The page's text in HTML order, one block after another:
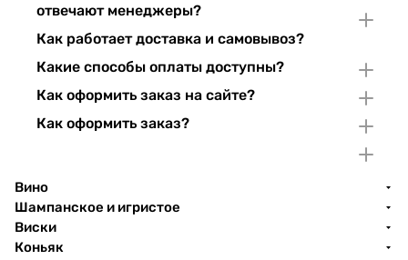
отвечают менеджеры?
Как работает доставка и самовывоз?
Какие способы оплаты доступны?
Как оформить заказ на сайте?
Как оформить заказ?
Вино
Шампанское и игристое
Виски
Коньяк